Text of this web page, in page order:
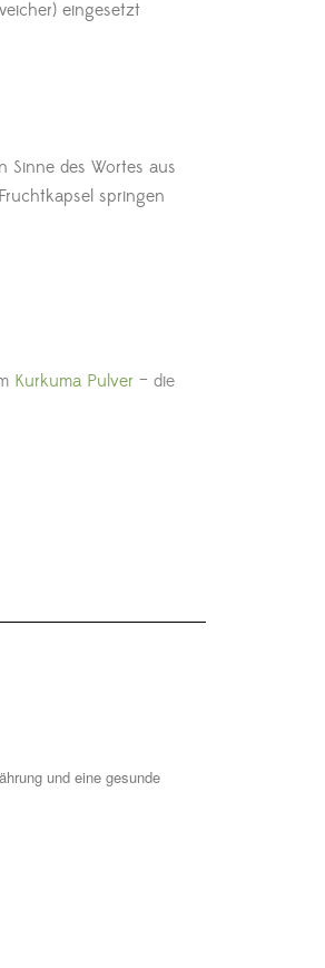
eingesetzt
Sinne des Wortes aus
springen
Kurkuma Pulver – die
und eine gesunde